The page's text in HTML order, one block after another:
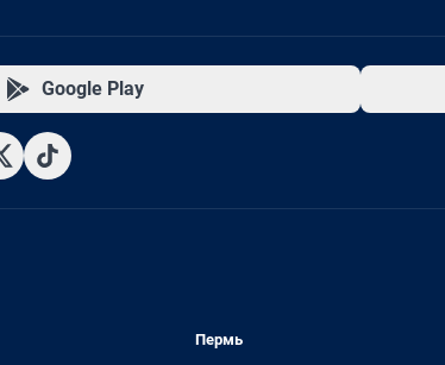
Google Play
Пермь